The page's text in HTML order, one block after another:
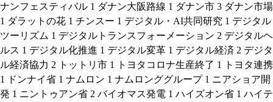
ナンフェスティバル 1 ダナン大阪路線 1 ダナン市 3 ダナン市場
1 ダラットの花 1 チンスー 1 デジタル・AI共同研究 1 デジタル
ツーリズム 1 デジタルトランスフォーメーション 2 デジタルヘ
ルス 1 デジタル化推進 1 デジタル変革 1 デジタル経済 2 デジタ
ル経済協力 2 トットリ市 1 トヨタコロナ生産終了 1
トヨタ連携
1
ドンナイ省 1 ナムロン 1 ナムロンググループ 1 ニアショア開
発 1 ニントゥアン省 2 バイオマス発電 1 ハイズオン省 1 ハイテ